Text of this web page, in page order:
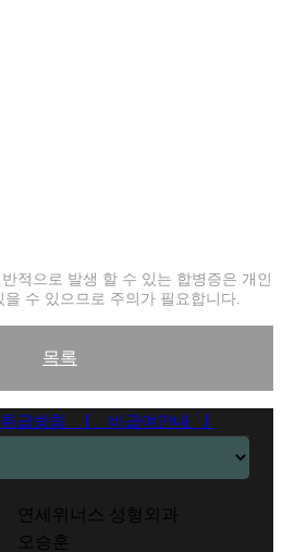
적으로 발생 할 수 있는 합병증은 개인
수 있으므로 주의가 필요합니다.
목록
급방침 ㅣ 비급여안내 ㅣ
연세위너스 성형외과
오승훈